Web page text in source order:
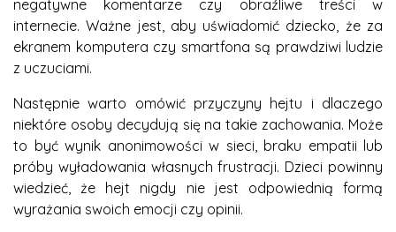
negatywne komentarze czy obraźliwe treści w
internecie. Ważne jest, aby uświadomić dziecko, że za
ekranem komputera czy smartfona są prawdziwi ludzie
z uczuciami.
Następnie warto omówić przyczyny hejtu i dlaczego
niektóre osoby decydują się na takie zachowania. Może
to być wynik anonimowości w sieci, braku empatii lub
próby wyładowania własnych frustracji. Dzieci powinny
wiedzieć, że hejt nigdy nie jest odpowiednią formą
wyrażania swoich emocji czy opinii.